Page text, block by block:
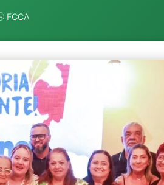
FCCA